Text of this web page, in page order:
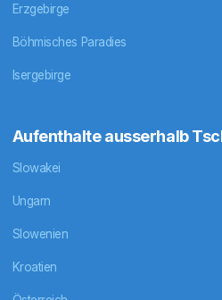
Erzgebirge
Böhmisches Paradies
Isergebirge
Aufenthalte ausserhalb
Slowakei
Ungarn
Slowenien
Kroatien